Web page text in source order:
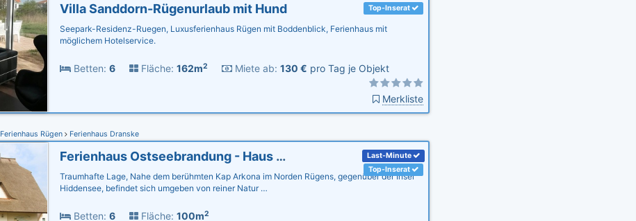
Top-Inserat
Villa Sanddorn-Rügenurlaub mit Hund
Seepark-Residenz-Ruegen, Luxusferienhaus Rügen mit Boddenblick, Ferienhaus mit
möglichem Hotelservice.
Betten: 6 Fläche: 162m2 Miete ab: 130 € pro Tag je Objekt
Merkliste
Ferienhaus Rügen Ferienhaus Dranske
Last-Minute
Top-Inserat
Ferienhaus Ostseebrandung - Haus Seestern
Traumhafte Lage, Nahe dem berühmten Kap Arkona im Norden Rügens, gegenüber der Insel
Hiddensee, befindet sich umgeben von reiner Natur …
Betten: 6 Fläche: 100m2